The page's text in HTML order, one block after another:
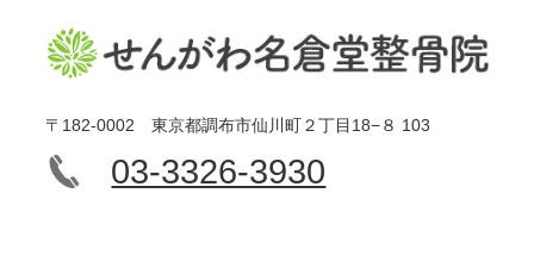
〒182-0002 東京都調布市仙川町２丁目18−８ 103
03-3326-3930